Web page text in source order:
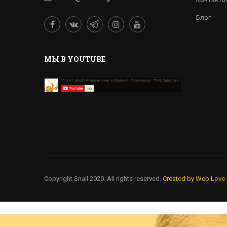
MЫ В YOUTUBE
Блог
Copyright Snail 2020. All rights reserved. Created by Web Love